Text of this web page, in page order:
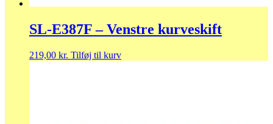
SL-E387F – Venstre kurveskift
219,00 kr. Tilføj til kurv